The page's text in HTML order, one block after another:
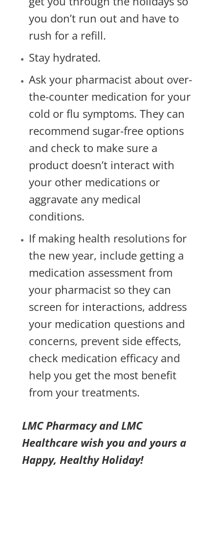
you don’t run out and have to
rush for a refill.
Stay hydrated.
Ask your pharmacist about over-
the-counter medication for your
cold or flu symptoms. They can
recommend sugar-free options
and check to make sure a
product doesn’t interact with
your other medications or
aggravate any medical
conditions.
If making health resolutions for
the new year, include getting a
medication assessment from
your pharmacist so they can
screen for interactions, address
your medication questions and
concerns, prevent side effects,
check medication efficacy and
help you get the most benefit
from your treatments.
LMC Pharmacy and LMC
Healthcare wish you and yours a
Happy, Healthy Holiday!